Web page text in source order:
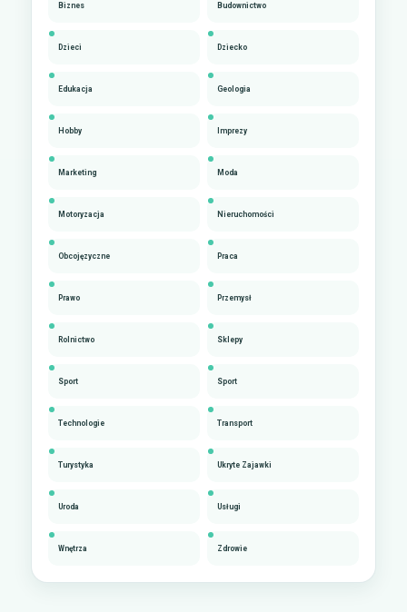
Biznes Budownictwo
Dzieci Dziecko
Edukacja Geologia
Hobby Imprezy
Marketing Moda
Motoryzacja Nieruchomości
Obcojęzyczne Praca
Prawo Przemysł
Rolnictwo Sklepy
Sport Sport
Technologie Transport
Turystyka Ukryte Zajawki
Uroda Usługi
Wnętrza Zdrowie